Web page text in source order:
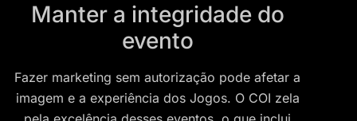
Manter a integridade do
evento
Fazer marketing sem autorização pode afetar a
imagem e a experiência dos Jogos. O COI zela